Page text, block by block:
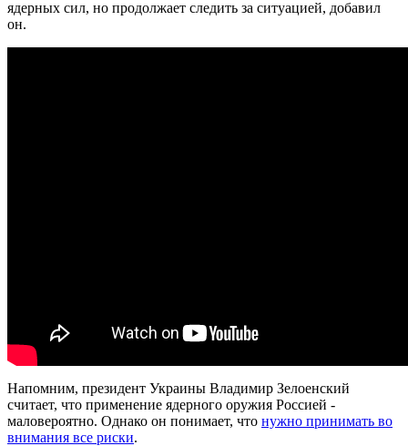
ядерных сил, но продолжает следить за ситуацией, добавил
он.
Напомним, президент Украины Владимир Зелоенский
считает, что применение ядерного оружия Россией -
маловероятно. Однако он понимает, что нужно принимать во
внимания все риски.